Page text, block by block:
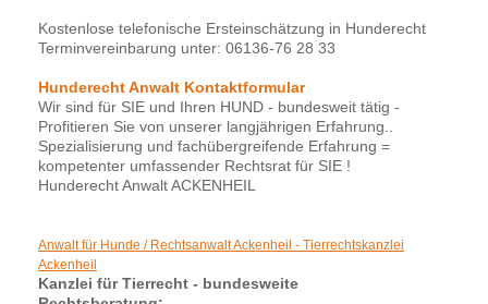
Kostenlose telefonische Ersteinschätzung in Hunderecht
Terminvereinbarung unter: 06136-76 28 33
Hunderecht Anwalt Kontaktformular
Wir sind für SIE und Ihren HUND - bundesweit tätig -
Profitieren Sie von unserer langjährigen Erfahrung..
Spezialisierung und fachübergreifende Erfahrung =
kompetenter umfassender Rechtsrat für SIE !
Hunderecht Anwalt ACKENHEIL
Anwalt für Hunde / Rechtsanwalt Ackenheil - Tierrechtskanzlei
Ackenheil
Kanzlei für Tierrecht - bundesweite